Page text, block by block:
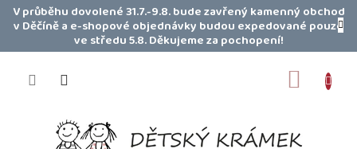
PřejítV průběhu dovolené 31.7.-9.8. bude zavřený kamenný obchod
v Děčíně a e-shopové objednávky budou expedované pouze
ve středu 5.8. Děkujeme za pochopení!